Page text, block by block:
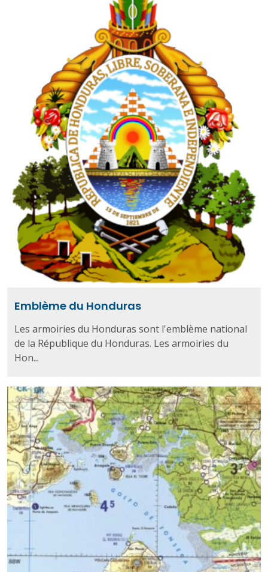
Emblème du Honduras
Les armoiries du Honduras sont l'emblème national
de la République du Honduras. Les armoiries du
Hon...